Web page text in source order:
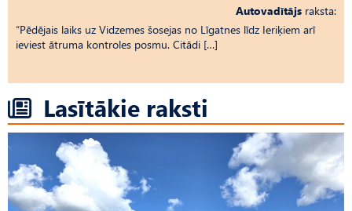
Autovadītājs raksta:
“Pēdējais laiks uz Vid­ze­mes šosejas no Līgatnes līdz Ieriķiem arī
ieviest ātruma kontroles posmu. Citādi […]
Lasītākie raksti